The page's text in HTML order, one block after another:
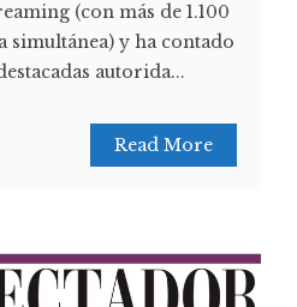
(con más de 1.100
simultánea) y ha contado
autorida...
Read More